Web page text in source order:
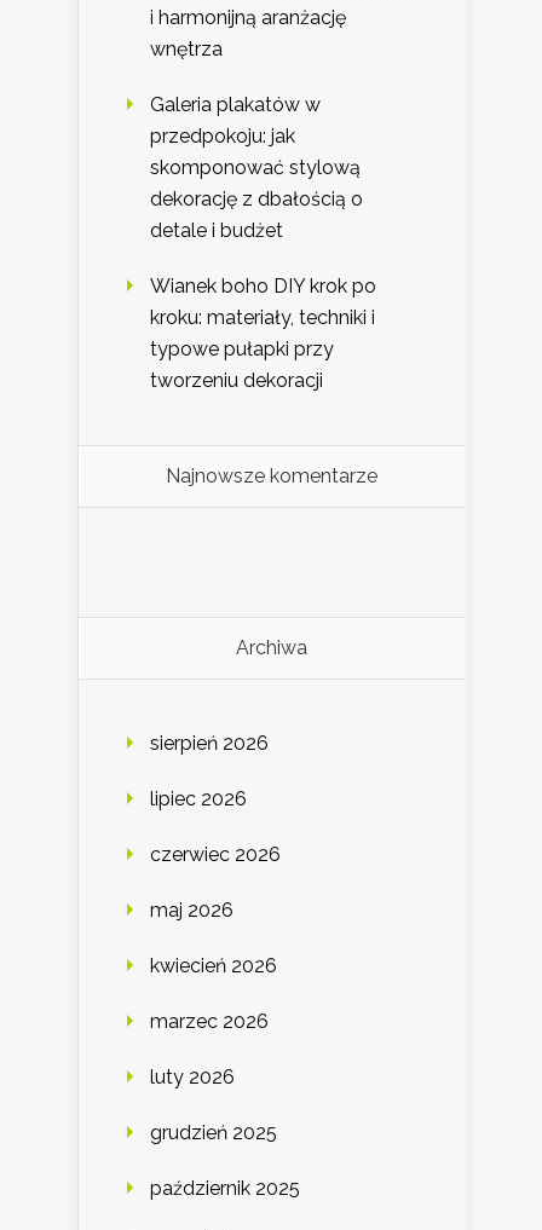
i harmonijną aranżację
wnętrza
Galeria plakatów w
przedpokoju: jak
skomponować stylową
dekorację z dbałością o
detale i budżet
Wianek boho DIY krok po
kroku: materiały, techniki i
typowe pułapki przy
tworzeniu dekoracji
Najnowsze komentarze
Archiwa
sierpień 2026
lipiec 2026
czerwiec 2026
maj 2026
kwiecień 2026
marzec 2026
luty 2026
grudzień 2025
październik 2025